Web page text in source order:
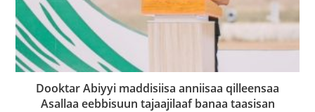
Dooktar Abiyyi maddisiisa anniisaa qilleensaa
Asallaa eebbisuun tajaajilaaf banaa taasisan